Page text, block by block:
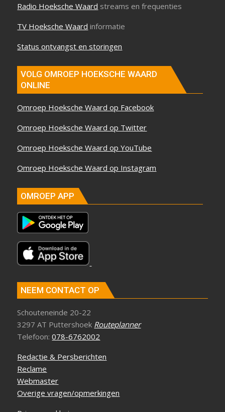
Radio Hoeksche Waard streams en frequenties
TV Hoeksche Waard informatie
Status ontvangst en storingen
VOLG OMROEP HOEKSCHE WAARD
ONLINE
Omroep Hoeksche Waard op Facebook
Omroep Hoeksche Waard op Twitter
Omroep Hoeksche Waard op YouTube
Omroep Hoeksche Waard op Instagram
OMROEP APP
NEEM CONTACT OP
Schouteneinde 20-22
3297 AT Puttershoek Routeplanner
Telefoon:078-6762002
Redactie & Persberichten
Reclame
Webmaster
Overige vragen/opmerkingen